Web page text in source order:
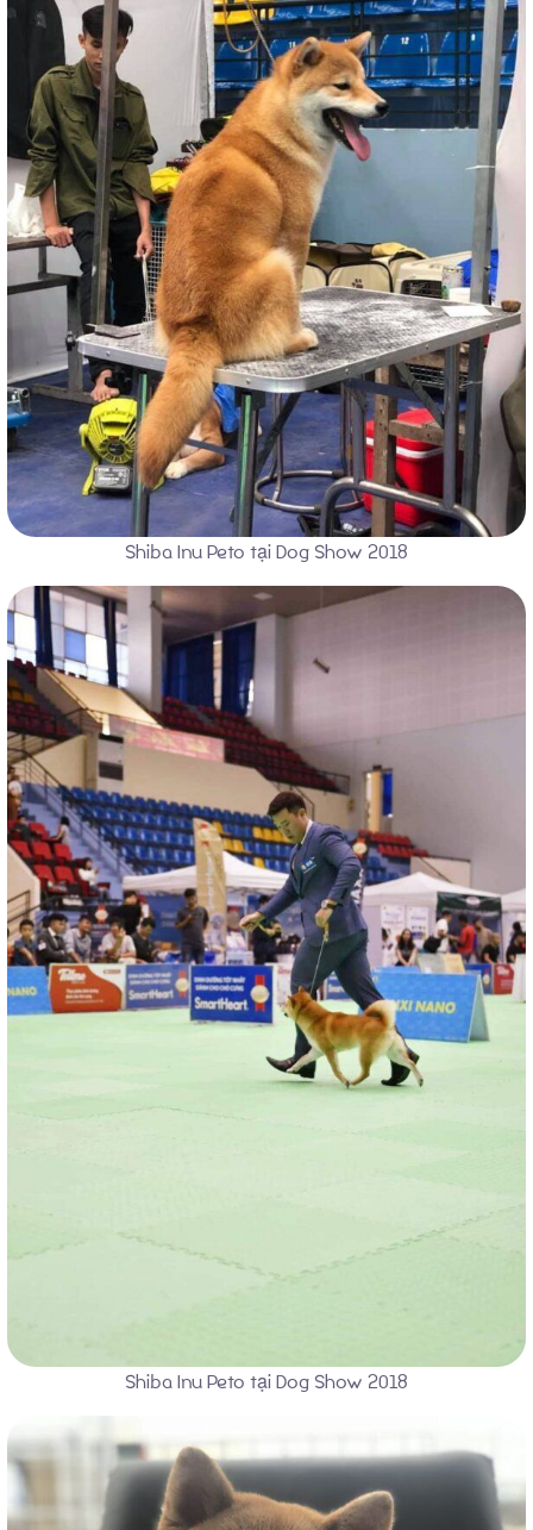
Thành Tích
Liên Hệ
Shiba Inu Peto tại Dog Show 2018
Shiba Inu Peto tại Dog Show 2018